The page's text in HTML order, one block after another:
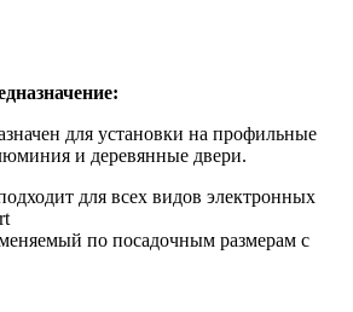
для установки на профильные
и деревянные двери.
для всех видов электронных
по посадочным размерам с